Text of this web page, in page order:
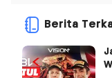
Berita